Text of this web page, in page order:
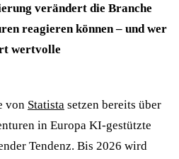
verändert die Branche
reagieren können – und wer
wertvolle
von Statista setzen bereits über
in Europa KI-gestützte
Tendenz. Bis 2026 wird